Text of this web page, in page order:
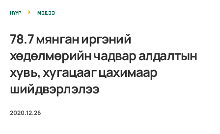
НҮҮР МЭДЭЭ
78.7 мянган иргэний
хөдөлмөрийн чадвар алдалтын
хувь, хугацааг цахимаар
шийдвэрлэлээ
2020.12.26